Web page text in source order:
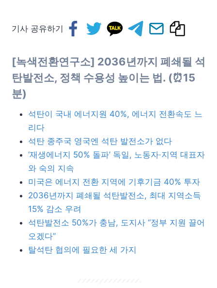
기사 공유하기
[녹색전환연구소] 2036년까지 폐쇄될 석
탄발전소, 정책 수용성 높이는 법. (⏰15
분)
석탄이 국내 에너지원 40%, 에너지 전환속도 느
리다
석탄 종주국 영국엔 석탄 발전소가 없다
‘재생에너지 50% 돌파’ 독일, 노동자·지역 대표자
와 숙의 지속
미국은 에너지 전환 지역에 기후기금 40% 투자
2036년까지 폐쇄될 석탄발전소, 최대 지역소득
15% 감소 우려
석탄발전소 50%가 충남, 도지사 “정부 지원 끌어
오겠다”
탈석탄 협의에 필요한 세 가지